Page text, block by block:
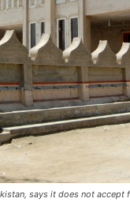
says it does not accept